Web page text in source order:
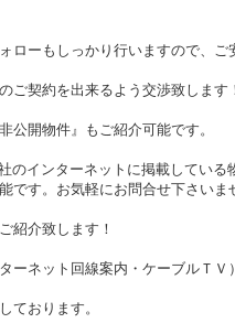
ーもしっかり行いますので、ご
契約を出来るよう交渉致します
開物件』もご紹介可能です。
インターネットに掲載している
す。お気軽にお問合せ下さいま
紹介致します！
ーネット回線案内・ケーブルＴＶ
ております。